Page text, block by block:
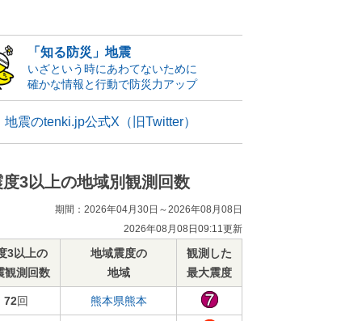
「知る防災」地震
いざという時にあわてないために
確かな情報と行動で防災力アップ
地震のtenki.jp公式X（旧Twitter）
度3以上の地域別観測回数
期間：2026年04月30日～2026年08月08日
2026年08月08日09:11更新
3以上の
観測回数
地域震度の
地域
観測した
最大震度
72回 熊本県熊本